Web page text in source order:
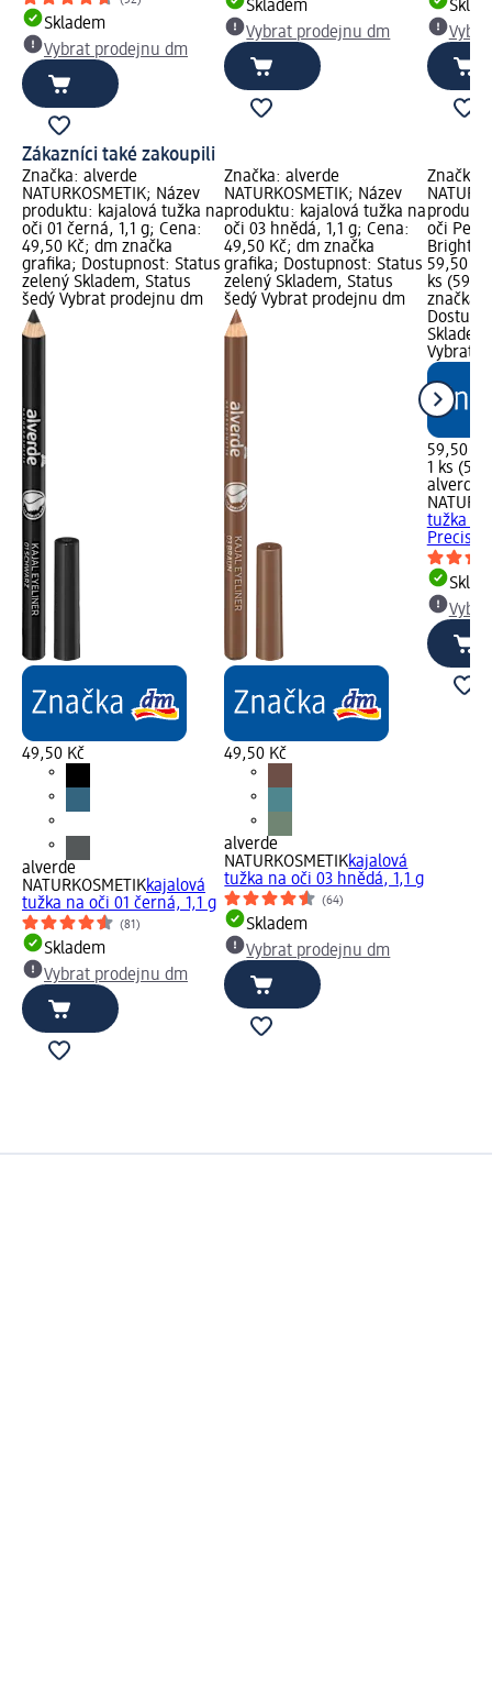
Skladem
Vybrat prodejnu dm
Skladem
Vybrat prodejnu dm
Zákazníci také zakoupili
Značka: alverde
NATURKOSMETIK; Název
produktu: kajalová tužka na
oči 01 černá, 1,1 g; Cena:
49,50 Kč; dm značka
grafika; Dostupnost: Status
zelený Skladem, Status
šedý Vybrat prodejnu dm
49,50 Kč
alverde
NATURKOSMETIKkajalová
tužka na oči 01 černá, 1,1 g
(81)
Skladem
Vybrat prodejnu dm
Značka: alverde
NATURKOSMETIK; Název
produktu: kajalová tužka na
oči 03 hnědá, 1,1 g; Cena:
49,50 Kč; dm značka
grafika; Dostupnost: Status
zelený Skladem, Status
šedý Vybrat prodejnu dm
49,50 Kč
alverde
NATURKOSMETIKkajalová
tužka na oči 03 hnědá, 1,1 g
(64)
Skladem
Vybrat prodejnu dm
Značka:
oči
Bright
59,50
ks
značka
Vybrat
59,50 Kč
1 ks
alverde
tužka
Precise